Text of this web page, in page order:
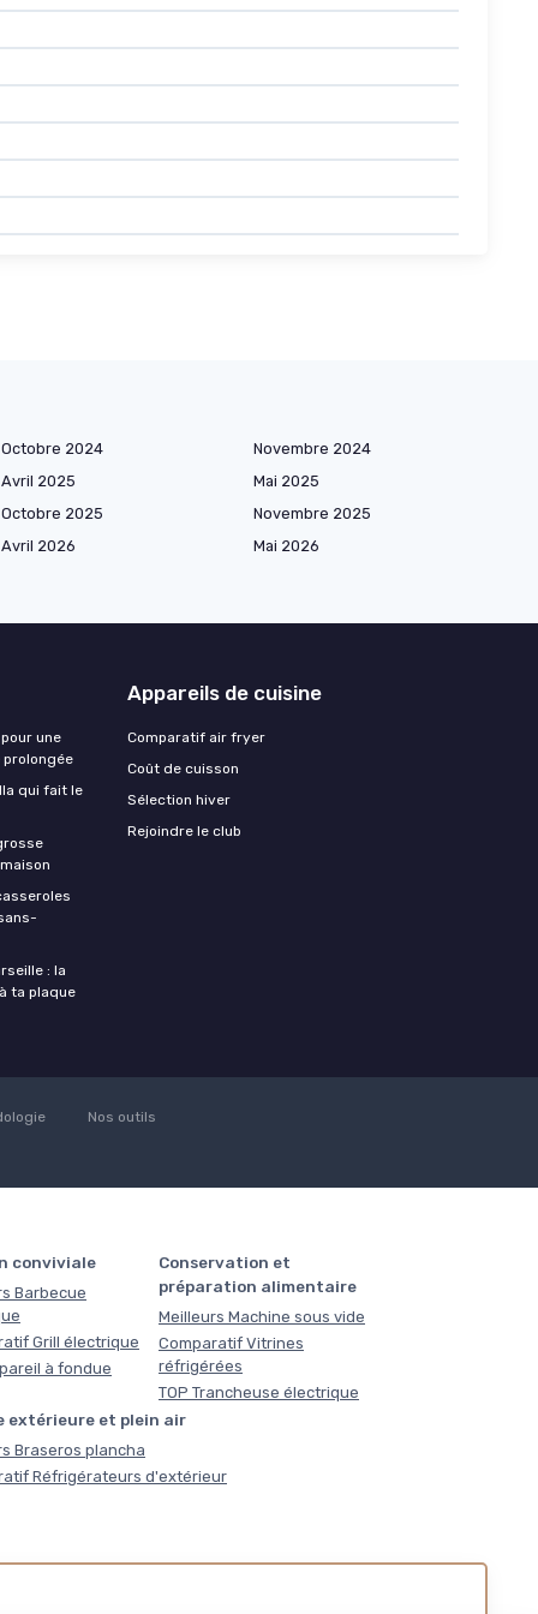
Octobre 2024
Novembre 2024
Avril 2025
Mai 2025
Octobre 2025
Novembre 2025
Avril 2026
Mai 2026
une
qui fait le
: la
ta plaque
Appareils de cuisine
Comparatif air fryer
Coût de cuisson
Sélection hiver
Rejoindre le club
Nos outils
conviviale
Barbecue
Grill électrique
à fondue
Conservation et
préparation alimentaire
Meilleurs Machine sous vide
Comparatif Vitrines
réfrigérées
TOP Trancheuse électrique
extérieure et plein air
Braseros plancha
Réfrigérateurs d'extérieur